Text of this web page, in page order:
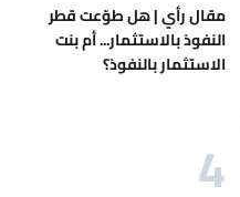
مقال رأي | هل طوّعت قطر
النفوذ بالاستثمار... أم بنت
الاستثمار بالنفوذ؟